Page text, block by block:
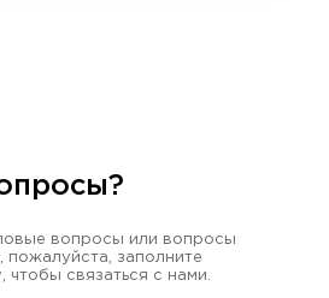
вопросы или вопросы
пожалуйста, заполните
связаться с нами.